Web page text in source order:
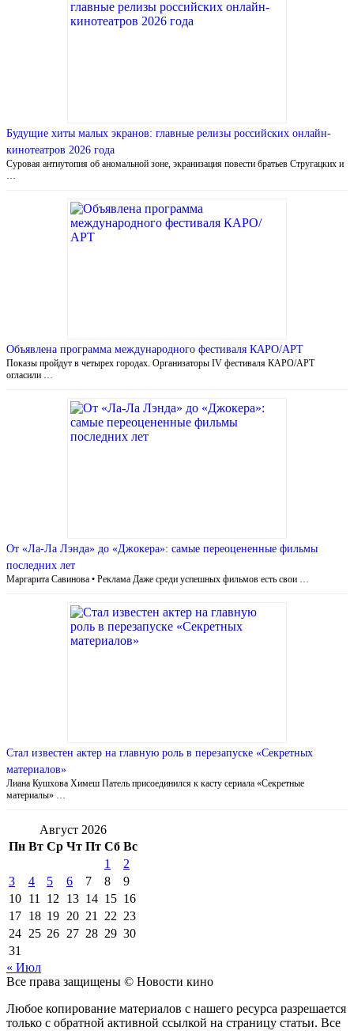
Будущие хиты малых экранов: главные релизы российских онлайн-
кинотеатров 2026 года
Суровая антиутопия об аномальной зоне, экранизация повести братьев Стругацких и
Объявлена программа международного фестиваля КАРО/АРТ
Показы пройдут в четырех городах. Организаторы IV фестиваля КАРО/АРТ
огласили …
От «Ла-Ла Лэнда» до «Джокера»: самые переоцененные фильмы
последних лет
Маргарита Савинова • Реклама Даже среди успешных фильмов есть свои …
Стал известен актер на главную роль в перезапуске «Секретных
материалов»
Лиана Кушхова Химеш Патель присоединился к касту сериала «Секретные
материалы» …
Август 2026
Пн Вт Ср Чт Пт Сб Вс
1
2
3
4 5 6 7 8
9
10 11 12 13 14 15 16
17 18 19 20 21 22 23
24 25 26 27 28 29 30
31
« Июл
Все права защищены © Новости кино
Любое копирование материалов с нашего ресурса разрешается
только с обратной активной ссылкой на страницу статьи. Все